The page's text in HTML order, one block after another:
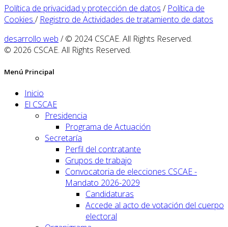
Política de privacidad y protección de datos / Política de
Cookies / Registro de Actividades de tratamiento de datos
desarrollo web / © 2024 CSCAE. All Rights Reserved.
© 2026 CSCAE. All Rights Reserved.
Menú Principal
Inicio
El CSCAE
Presidencia
Programa de Actuación
Secretaría
Perfil del contratante
Grupos de trabajo
Convocatoria de elecciones CSCAE -
Mandato 2026-2029
Candidaturas
Accede al acto de votación del cuerpo
electoral